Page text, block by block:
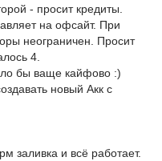
- просит кредиты.
на офсайт. При
неограничен. Просит
4.
бы ваще кайфово :)
новый Акк с
заливка и всё работает.